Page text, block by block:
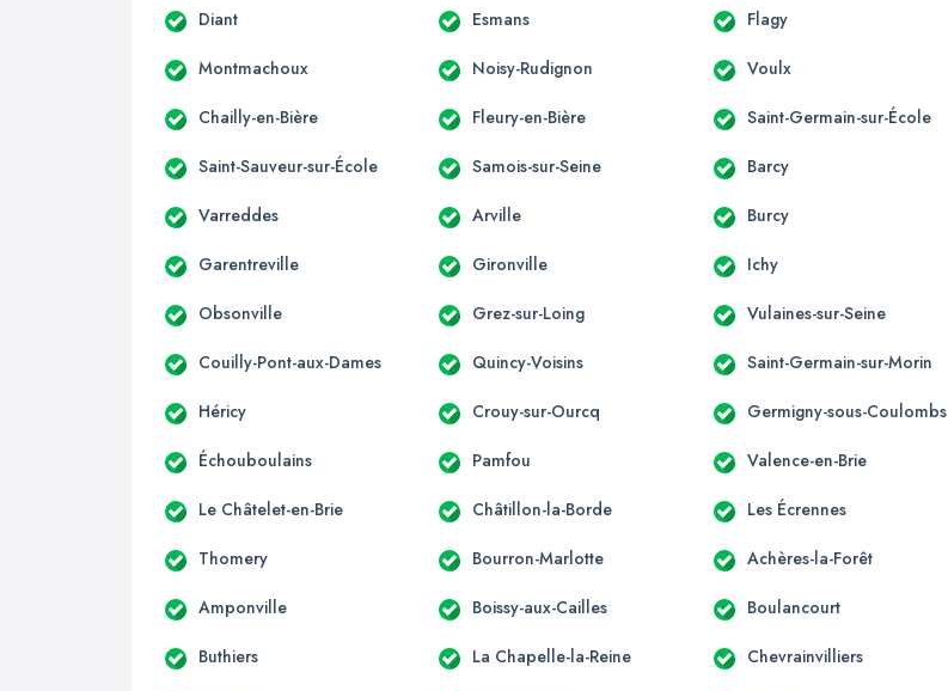
Diant Esmans Flagy
Montmachoux Noisy-Rudignon Voulx
Chailly-en-Bière Fleury-en-Bière Saint-Germain-sur-École
Saint-Sauveur-sur-École Samois-sur-Seine Barcy
Varreddes Arville Burcy
Garentreville Gironville Ichy
Obsonville Grez-sur-Loing Vulaines-sur-Seine
Couilly-Pont-aux-Dames Quincy-Voisins Saint-Germain-sur-Morin
Héricy Crouy-sur-Ourcq Germigny-sous-Coulombs
Échouboulains Pamfou Valence-en-Brie
Le Châtelet-en-Brie Châtillon-la-Borde Les Écrennes
Thomery Bourron-Marlotte Achères-la-Forêt
Amponville Boissy-aux-Cailles Boulancourt
Buthiers La Chapelle-la-Reine Chevrainvilliers